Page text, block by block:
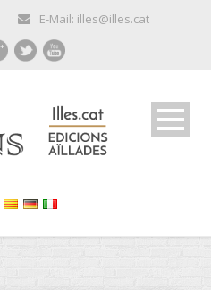
E-Mail: illes@illes.cat